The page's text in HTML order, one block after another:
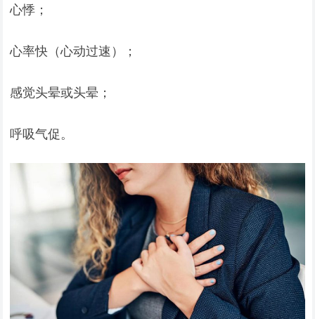
心悸；
心率快（心动过速）；
感觉头晕或头晕；
呼吸气促。